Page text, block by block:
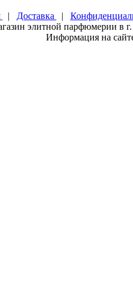
| Доставка |
элитной парфюмерии в
Информация на